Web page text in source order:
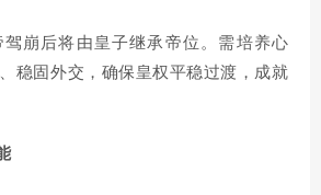
崩后将由皇子继承帝位。需培养心
稳固外交，确保皇权平稳过渡，成就